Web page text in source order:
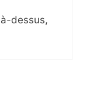
dessus,